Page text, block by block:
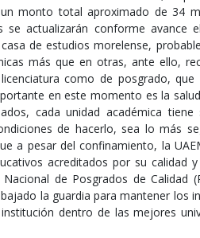
monto total aproximado de 34
actualizarán conforme avance
de estudios morelense,
más que en otras, ante ello,
como de posgrado, que
en este momento es la
cada unidad académica tiene
de hacerlo, sea lo más
a pesar del confinamiento, la
acreditados por su calidad
de Posgrados de Calidad
la guardia para mantener los
dentro de las mejores